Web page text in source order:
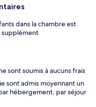
dans la chambre est
supplément
sont soumis à aucuns frais
sont admis moyennant un
hébergement, par séjour